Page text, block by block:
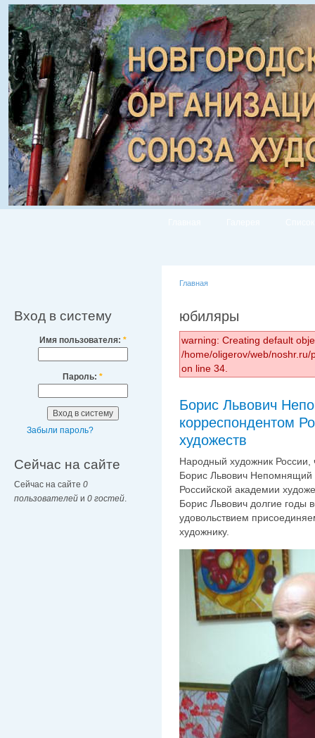
Вход в систему
Имя пользователя: *
Пароль: *
Забыли пароль?
Сейчас на сайте
Сейчас на сайте 0
пользователей и 0 гостей
Главная
юбиляры
warning: Creating default
/home/oligerov/web/
on line 34.
Борис Львович
корреспондентом
художеств
Народный художник России,
Борис Львович Непомнящий
Российской академии
Борис Львович долгие годы
удовольствием
художнику.